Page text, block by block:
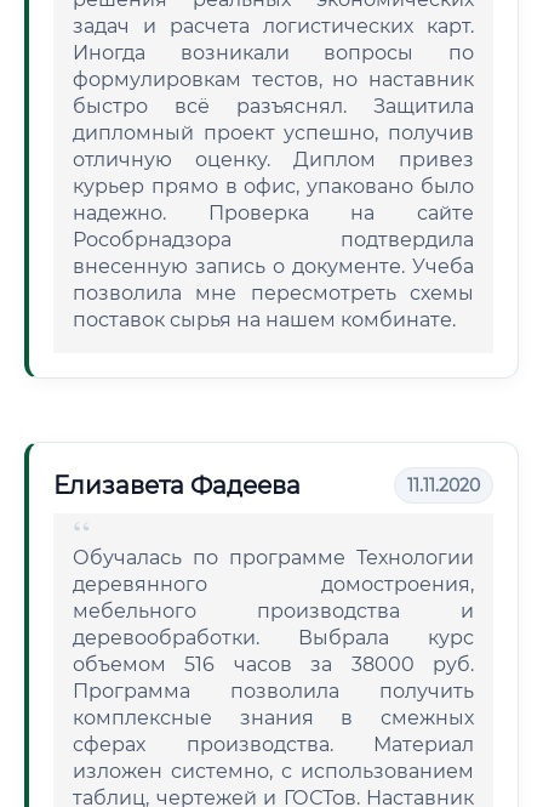
задач и расчета логистических карт.
Иногда возникали вопросы по
формулировкам тестов, но наставник
быстро всё разъяснял. Защитила
дипломный проект успешно, получив
отличную оценку. Диплом привез
курьер прямо в офис, упаковано было
надежно. Проверка на сайте
Рособрнадзора подтвердила
внесенную запись о документе. Учеба
позволила мне пересмотреть схемы
поставок сырья на нашем комбинате.
Елизавета Фадеева 11.11.2020
Обучалась по программе Технологии
деревянного домостроения,
мебельного производства и
деревообработки. Выбрала курс
объемом 516 часов за 38000 руб.
Программа позволила получить
комплексные знания в смежных
сферах производства. Материал
изложен системно, с использованием
таблиц, чертежей и ГОСТов. Наставник